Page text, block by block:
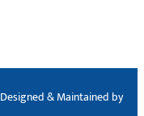
Designed & Maintained by